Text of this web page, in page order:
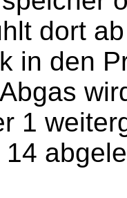
dort
in den
1